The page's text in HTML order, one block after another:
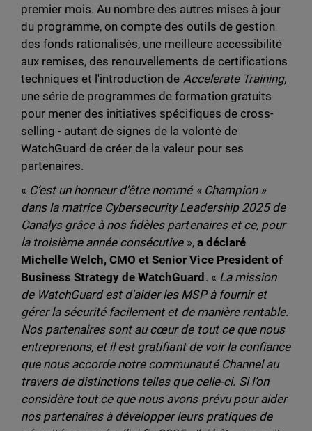
premier mois. Au nombre des autres mises à jour
du programme, on compte des outils de gestion
des fonds rationalisés, une meilleure accessibilité
aux remises, des renouvellements de certifications
techniques et l'introduction de Accelerate Training,
une série de programmes de formation gratuits
pour mener des initiatives spécifiques de cross-
selling - autant de signes de la volonté de
WatchGuard de créer de la valeur pour ses
partenaires.
« C’est un honneur d'être nommé « Champion »
dans la matrice Cybersecurity Leadership 2025 de
Canalys grâce à nos fidèles partenaires et ce, pour
la troisième année consécutive», a déclaré
Michelle Welch, CMO et Senior Vice President of
Business Strategy de WatchGuard . « La mission
de WatchGuard est d'aider les MSP à fournir et
gérer la sécurité facilement et de manière rentable.
Nos partenaires sont au cœur de tout ce que nous
entreprenons, et il est gratifiant de voir la confiance
que nous accorde notre communauté Channel au
travers de distinctions telles que celle-ci. Si l’on
considère tout ce que nous avons prévu pour aider
nos partenaires à développer leurs pratiques de